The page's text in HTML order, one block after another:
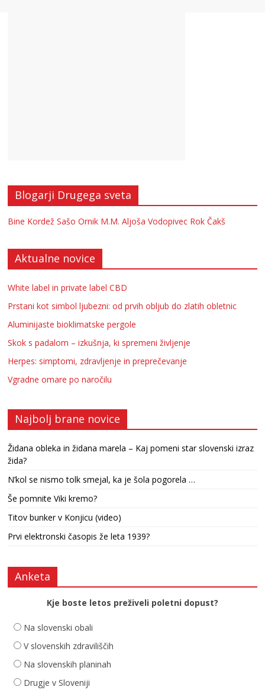
Blogarji Drugega sveta
Bine Kordež Sašo Ornik M.M. Aljoša Vodopivec Rok Čakš
Aktualne novice
White label in private label CBD
Prstani kot simbol ljubezni: od prvih obljub do zlatih obletnic
Aluminijaste bioklimatske pergole
Skok s padalom – izkušnja, ki spremeni življenje
Herpes: simptomi, zdravljenje in preprečevanje
Vgradne omare po naročilu
Najbolj brane novice
Židana obleka in židana marela – Kaj pomeni star slovenski izraz
žida?
N’kol se nismo tolk smejal, ka je šola pogorela …
Še pomnite Viki kremo?
Titov bunker v Konjicu (video)
Prvi elektronski časopis že leta 1939?
Anketa
Kje boste letos preživeli poletni dopust?
Na slovenski obali
V slovenskih zdraviliščih
Na slovenskih planinah
Drugje v Sloveniji